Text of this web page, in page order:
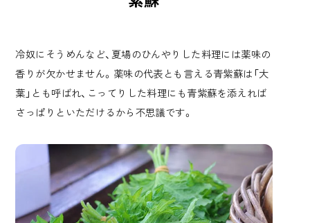
冷奴にそうめんなど、夏場のひんやりした料理には薬味の
香りが欠かせません。薬味の代表とも言える青紫蘇は「大
葉」とも呼ばれ、こってりした料理にも青紫蘇を添えれば
さっぱりといただけるから不思議です。